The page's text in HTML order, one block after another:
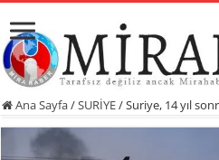
Ana Sayfa/SURİYE/Suriye, 14 yıl